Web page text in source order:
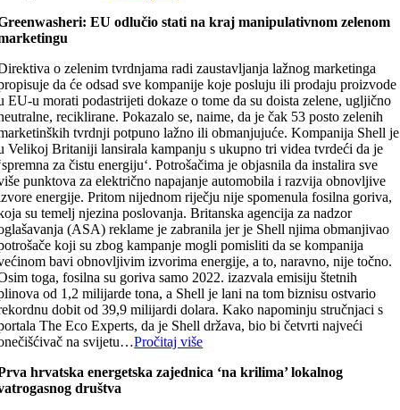
EU odlučio stati na kraj manipulativnom zelenom
o zelenim tvrdnjama radi zaustavljanja lažnog marketinga
da će odsad sve kompanije koje posluju ili prodaju proizvode
EU-u morati podastrijeti dokaze o tome da su doista zelene, ugljično
reciklirane. Pokazalo se, naime, da je čak 53 posto zelenih
tvrdnji potpuno lažno ili obmanjujuće. Kompanija Shell je
Velikoj Britaniji lansirala kampanju s ukupno tri videa tvrdeći da je
za čistu energiju‘. Potrošačima je objasnila da instalira sve
punktova za električno napajanje automobila i razvija obnovljive
energije. Pritom nijednom riječju nije spomenula fosilna goriva,
su temelj njezina poslovanja. Britanska agencija za nadzor
(ASA) reklame je zabranila jer je Shell njima obmanjivao
koji su zbog kampanje mogli pomisliti da se kompanija
bavi obnovljivim izvorima energije, a to, naravno, nije točno.
toga, fosilna su goriva samo 2022. izazvala emisiju štetnih
od 1,2 milijarde tona, a Shell je lani na tom biznisu ostvario
dobit od 39,9 milijardi dolara. Kako napominju stručnjaci s
The Eco Experts, da je Shell država, bio bi četvrti najveći
na svijetu…Pročitaj više
hrvatska energetska zajednica ‘na krilima’ lokalnog
društva